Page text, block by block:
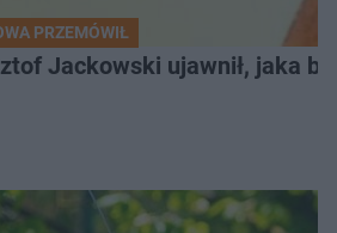
PRZEMÓWIŁ
Jackowski ujawnił, jaka